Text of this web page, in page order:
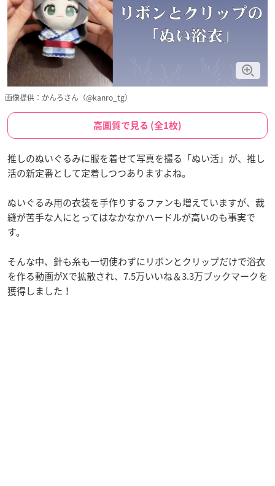
画像提供：かんろさん（@kanro_tg）
高画質で見る (全1枚)
推しのぬいぐるみに服を着せて写真を撮る「ぬい活」が、推し
活の新定番として定着しつつありますよね。
ぬいぐるみ用の衣装を手作りするファンも増えていますが、裁
縫が苦手な人にとってはなかなかハードルが高いのも事実で
す。
そんな中、針も糸も一切使わずにリボンとクリップだけで浴衣
を作る動画がXで拡散され、7.5万いいね＆3.3万ブックマークを
獲得しました！